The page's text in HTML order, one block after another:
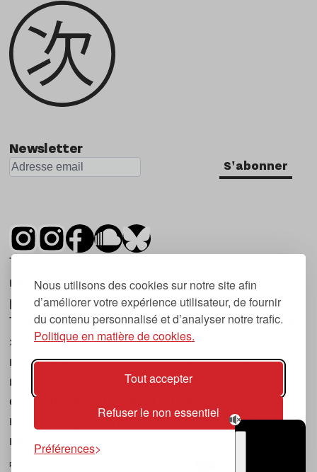
Nous utilisons des cookies sur notre site afin
d’améliorer votre expérience utilisateur, de fournir
du contenu personnalisé et d’analyser notre trafic.
Politique en matière de cookies.
Tout accepter
Refuser le non essentiel
Préférences
Newsletter
S'abonner
Tsugi est un mensuel indépendant sur la
musique et les nouvelles tendances, dont la
première parution date de 2007.
Tsugi en japonais signifie « prochain », « suivant
», ce qui correspond à la thématique du
magazine, à l’affût des nouvelles tendances
musicales, qu’elles viennent de la musique
électronique, du rock ou du hip hop, et des
nouveaux phénomènes de société liés à la
musique.
POLITIQUE DE COOKIES (UE)